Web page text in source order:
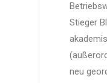
Stieger
neu